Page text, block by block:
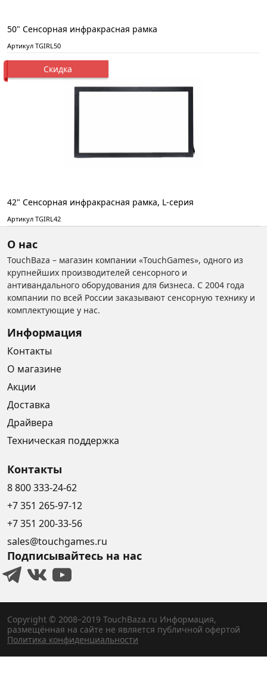
50" Сенсорная инфракрасная рамка
Артикул TGIRL50
Скидка
42" Cенсорная инфракрасная рамка, L-серия
Артикул TGIRL42
О нас
TouchBaza – магазин компании «TouchGames», одного из
крупнейших производителей сенсорного и
антивандального оборудования для бизнеса. С 2004 года
компании по всей России заказывают сенсорную технику и
комплектующие у нас.
Информация
Контакты
О магазине
Акции
Доставка
Драйвера
Техническая поддержка
Контакты
8 800 333-24-62
+7 351 265-97-12
+7 351 200-33-56
sales@touchgames.ru
Подписывайтесь на нас
Copyright © 2008–2019 TouchBaza.ru Информация,
размещённая на сайте не является публичной офертой
Политика конфиденциальности